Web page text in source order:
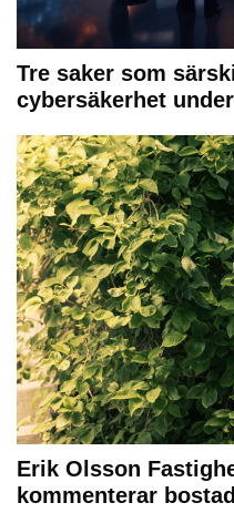
Tre saker som
cybersäkerhet
Erik Olsson
kommenterar